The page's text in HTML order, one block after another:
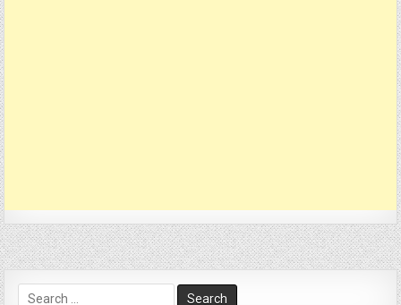
Search